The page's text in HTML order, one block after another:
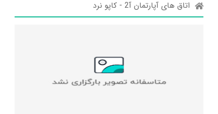
اتاق های آپارتمان آ2 - کاپو نرد